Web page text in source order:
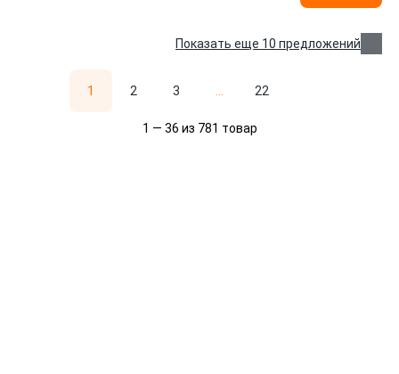
Показать еще 10 предложений
1 2 3 22
1 — 36 из 781 товар